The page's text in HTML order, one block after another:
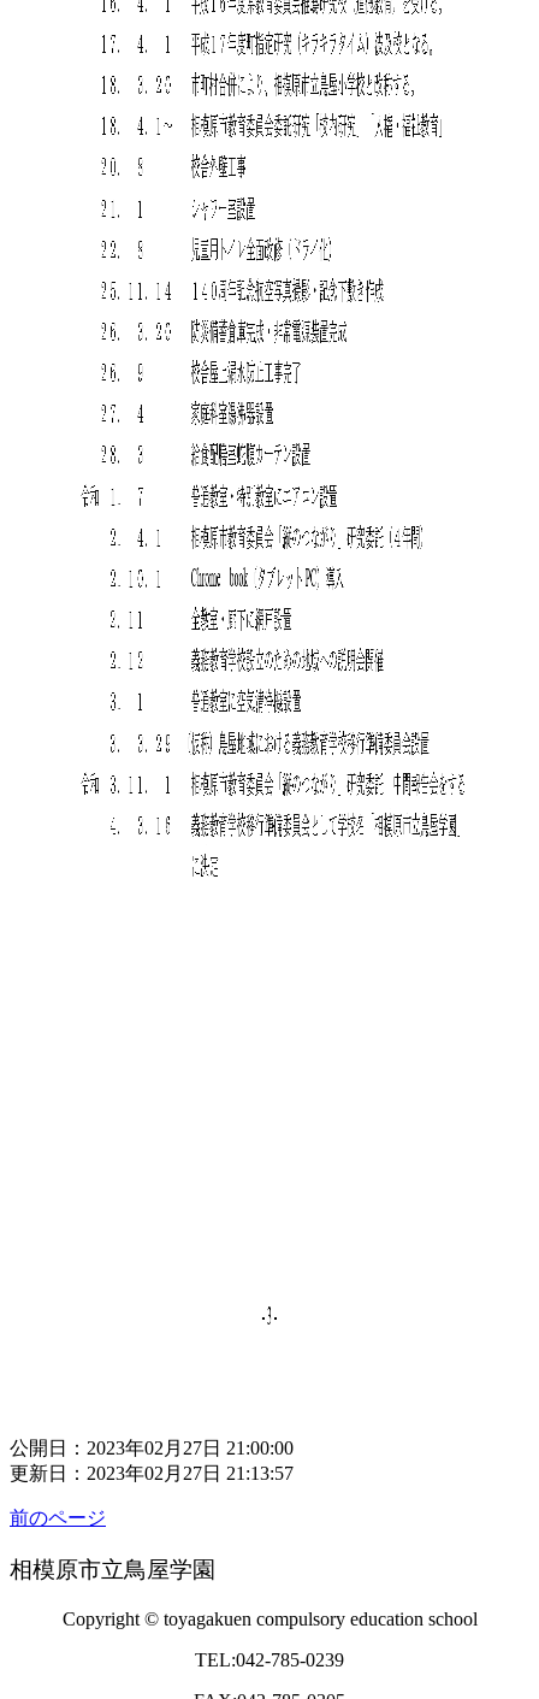
公開日：2023年02月27日 21:00:00
更新日：2023年02月27日 21:13:57
前のページ
相模原市立鳥屋学園
Copyright © toyagakuen compulsory education school
TEL:042-785-0239